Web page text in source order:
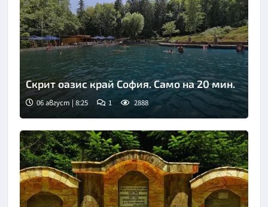
Скрит оазис край София. Само на 20 мин.
06 август | 8:25 1 2888